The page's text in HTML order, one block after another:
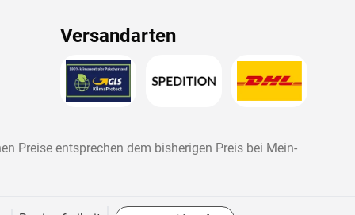
Versandarten
Preise entsprechen dem bisherigen Preis bei Mein-